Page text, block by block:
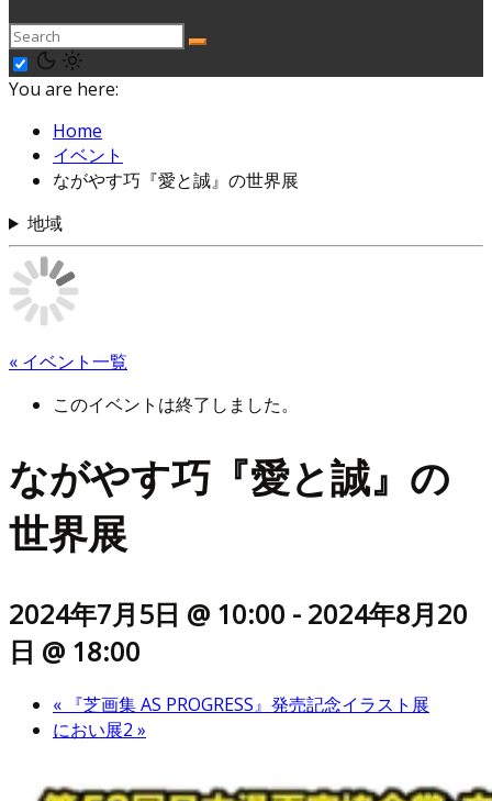
You are here:
Home
イベント
ながやす巧『愛と誠』の世界展
地域
« イベント一覧
このイベントは終了しました。
ながやす巧『愛と誠』の
世界展
2024年7月5日 @ 10:00 - 2024年8月20
日 @ 18:00
« 『芝画集 AS PROGRESS』発売記念イラスト展
におい展2 »